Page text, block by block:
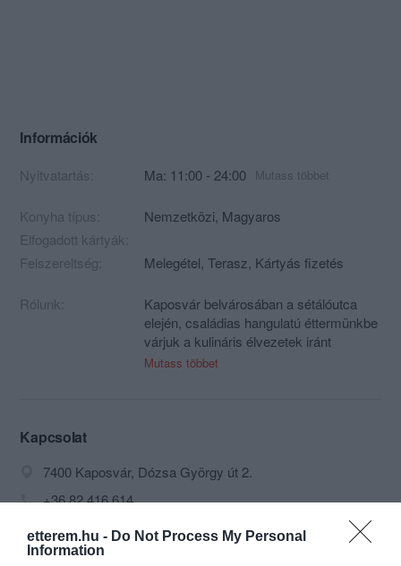
etterem.hu - Do Not Process My Personal
Information
Információk
Nyitvatartás: Ma: 11:00 - 24:00 Mutass többet
Konyha típus: Nemzetközi, Magyaros
Elfogadott kártyák:
Felszereltség:
Melegétel, Terasz, Kártyás fizetés
Rólunk:
Kaposvár belvárosában a sétálóutca
elején, családias hangulatú éttermünkbe
várjuk a kulináris élvezetek iránt
érdeklődő kedves vendégeinket. Házias
élményt, legyen szó üzleti
Mutass többet
Kapcsolat
7400 Kaposvár, Dózsa György út 2.
+36 82 416 614
info@corso-etterem.hu
http://www.corso-etterem.hu/